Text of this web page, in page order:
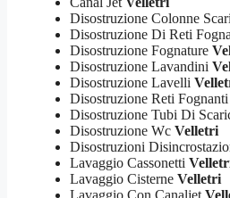
Disostruzione Colonne
Disostruzione Di Reti
Disostruzione Fognature
Disostruzione Lavandini
Disostruzione Lavelli
Disostruzione Reti Fognanti
Disostruzione Tubi Di
Disostruzione Wc Velletri
Disostruzioni
Lavaggio Cassonetti
Lavaggio Cisterne Velletri
Lavaggio Con Canaljet